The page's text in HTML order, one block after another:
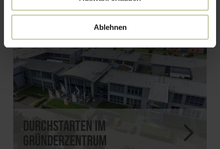
Ablehnen
Durchstarten im
Gründerzentrum